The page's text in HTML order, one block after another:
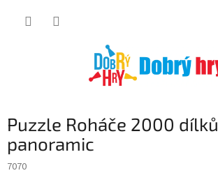
Puzzle Roháče 2000 dílků
panoramic
7070